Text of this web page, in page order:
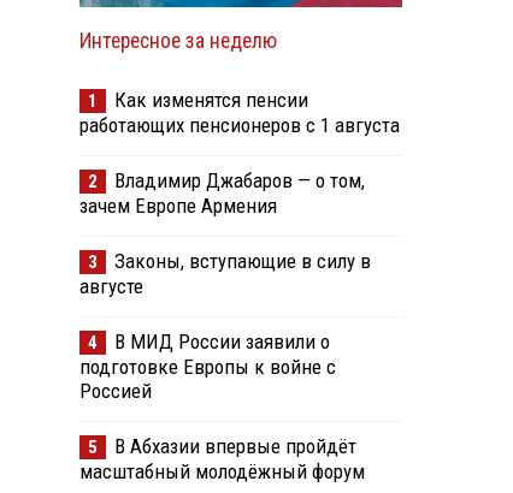
Интересное за неделю
1
Как изменятся пенсии
работающих пенсионеров с 1 августа
2
Владимир Джабаров — о том,
зачем Европе Армения
3
Законы, вступающие в силу в
августе
4
В МИД России заявили о
подготовке Европы к войне с
Россией
5
В Абхазии впервые пройдёт
масштабный молодёжный форум